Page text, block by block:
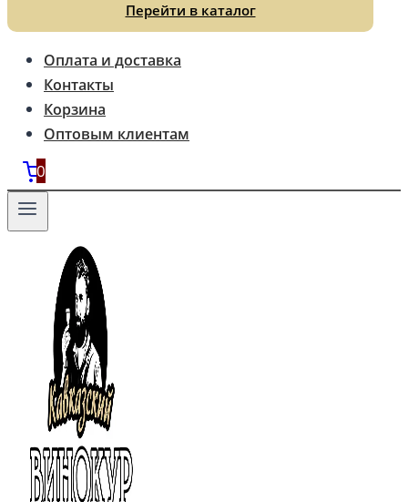
Перейти в каталог
Оплата и доставка
Контакты
Корзина
Оптовым клиентам
0